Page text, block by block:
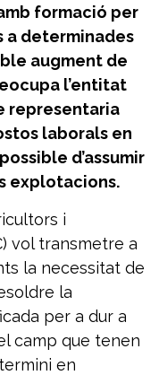
formació per
a determinades
augment de
l’entitat
representaria
laborals en
d’assumir
explotacions.
i
vol transmetre a
la necessitat de
la
per a dur a
camp que tenen
en